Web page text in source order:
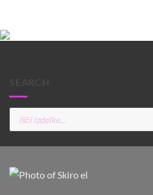
Products
search